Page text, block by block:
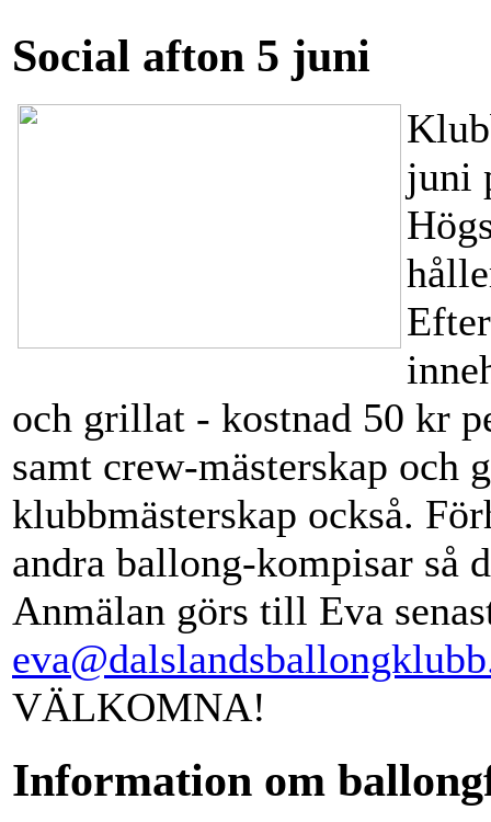
Social afton 5 juni
juni
och grillat - kostnad 50 kr
samt crew-mästerskap
klubbmästerskap också.
andra ballong-kompisar
Anmälan görs till Eva
VÄLKOMNA!
Information om